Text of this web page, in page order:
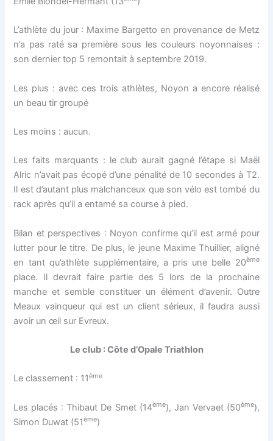
L’athlète du jour : Maxime Bargetto en provenance de Metz
n’a pas raté sa première sous les couleurs noyonnaises :
son dernier top 5 remontait à septembre 2019.
Les plus : avec ces trois athlètes, Noyon a encore réalisé
un beau tir groupé
Les moins : aucun.
Les faits marquants : le club aurait gagné l’étape si Maël
Alric n’avait pas écopé d’une pénalité de 10 secondes à T2.
Il est d’autant plus malchanceux que son vélo est tombé du
rack après qu’il a entamé sa course à pied.
Bilan et perspectives : Noyon confirme qu’il est armé pour
lutter pour le titre. De plus, le jeune Maxime Thuillier, aligné
en tant qu’athlète supplémentaire, a pris une belle 20ème
place. Il devrait faire partie des 5 lors de la prochaine
manche et semble constituer un élément d’avenir. Outre
Meaux vainqueur qui est un client sérieux, il faudra aussi
avoir un œil sur Evreux.
Le club : Côte d’Opale Triathlon
Le classement : 11ème
Les placés : Thibaut De Smet (14ème), Jan Vervaet (50ème),
Simon Duwat (51ème)